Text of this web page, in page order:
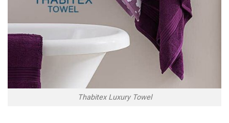
Thabitex Luxury Towel